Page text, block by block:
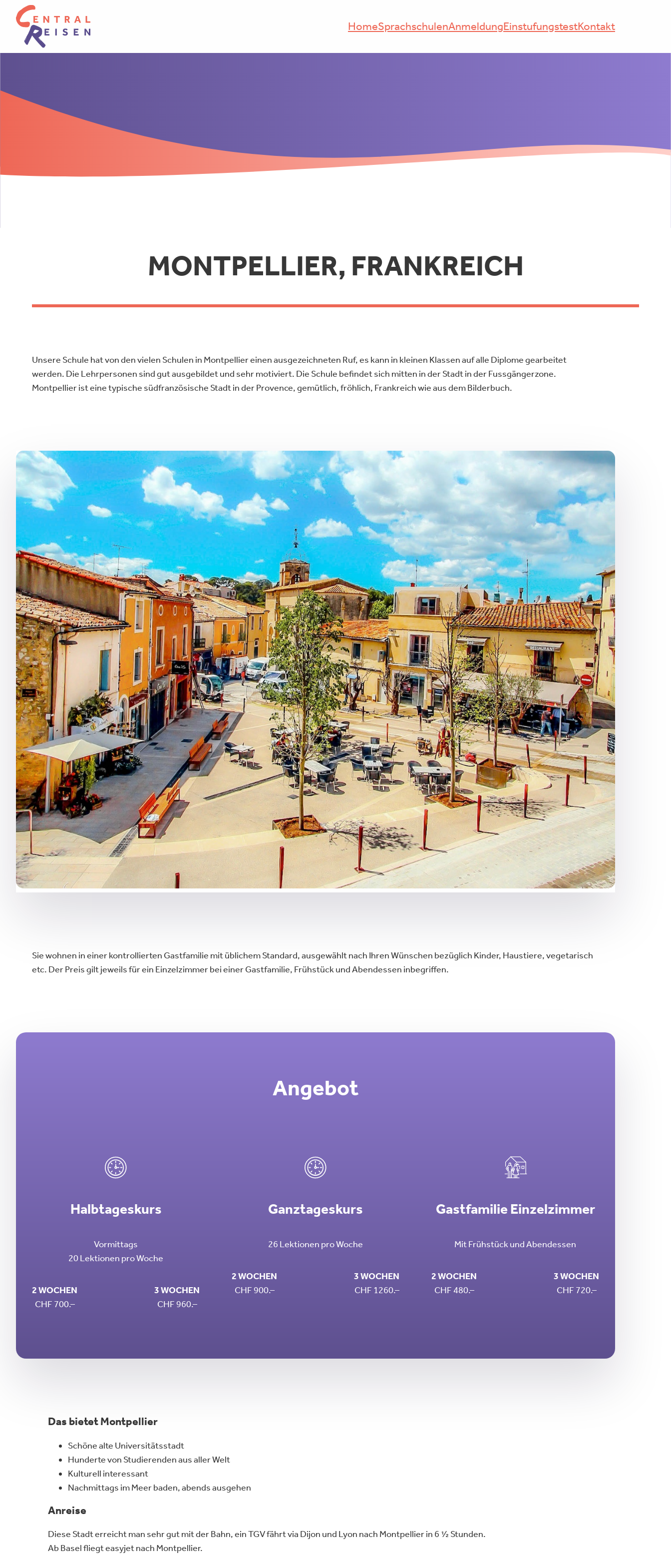
HomeSprachschulenAnmeldungEinstufungstestKontakt
MONTPELLIER, FRANKREICH
Unsere Schule hat von den vielen Schulen in Montpellier einen ausgezeichneten Ruf, es kann in kleinen Klassen auf alle Diplome gearbeitet
werden. Die Lehrpersonen sind gut ausgebildet und sehr motiviert. Die Schule befindet sich mitten in der Stadt in der Fussgängerzone.
Montpellier ist eine typische südfranzösische Stadt in der Provence, gemütlich, fröhlich, Frankreich wie aus dem Bilderbuch.
Sie wohnen in einer kontrollierten Gastfamilie mit üblichem Standard, ausgewählt nach Ihren Wünschen bezüglich Kinder, Haustiere, vegetarisch
etc. Der Preis gilt jeweils für ein Einzelzimmer bei einer Gastfamilie, Frühstück und Abendessen inbegriffen.
Angebot
Halbtageskurs
Vormittags
20 Lektionen pro Woche
2 WOCHEN
CHF 700.–
3 WOCHEN
CHF 960.–
Ganztageskurs
26 Lektionen pro Woche
2 WOCHEN
CHF 900.–
3 WOCHEN
CHF 1260.–
Gastfamilie Einzelzimmer
Mit Frühstück und Abendessen
2 WOCHEN
CHF 480.–
3 WOCHEN
CHF 720.–
Das bietetMontpellier
Schöne alte Universitätsstadt
Hunderte von Studierenden aus aller Welt
Kulturell interessant
Nachmittags im Meer baden, abends ausgehen
Anreise
Diese Stadt erreicht man sehr gut mit der Bahn, ein TGV fährt via Dijon und Lyon nach Montpellier in 6 ½ Stunden.
Ab Basel fliegt easyjet nach Montpellier.